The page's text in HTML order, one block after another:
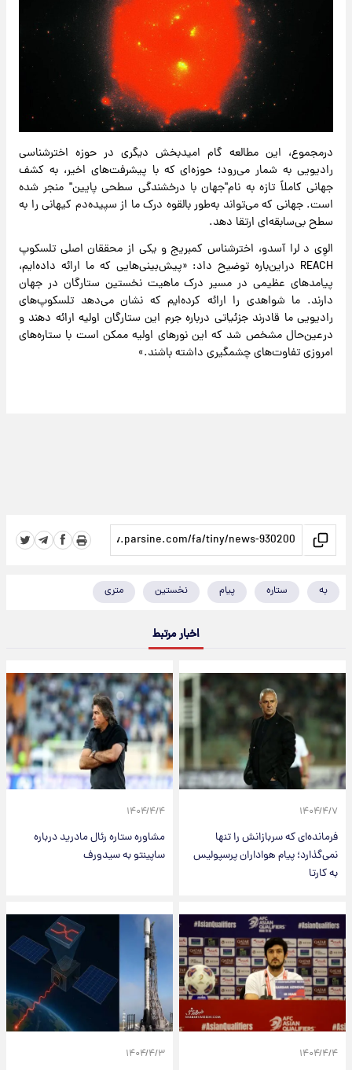
درمجموع، این مطالعه گام امیدبخش دیگری در حوزه اخترشناسی
رادیویی به شمار می‌رود؛ حوزه‌ای که با پیشرفت‌های اخیر، به کشف
جهانی کاملاً تازه به نام"جهان با درخشندگی سطحی پایین" منجر شده
است. جهانی که می‌تواند به‌طور بالقوه درک ما از سپیده‌دم کیهانی را به
سطح بی‌سابقه‌ای ارتقا دهد.
الوِی د لرا آسدو، اخترشناس کمبریج و یکی از محققان اصلی تلسکوپ
REACH دراین‌باره توضیح داد: «پیش‌بینی‌هایی که ما ارائه داده‌ایم،
پیامدهای عظیمی در مسیر درک ماهیت نخستین ستارگان در جهان
دارند. ما شواهدی را ارائه کرده‌ایم که نشان می‌دهد تلسکوپ‌های
رادیویی ما قادرند جزئیاتی درباره جرم این ستارگان اولیه ارائه دهند و
درعین‌حال مشخص شد که این نورهای اولیه ممکن است با ستاره‌های
امروزی تفاوت‌های چشمگیری داشته باشند.»
به ستاره پیام نخستین متری
اخبار مرتبط
۱۴۰۴/۴/۷
فرمانده‌ای که سربازانش را تنها
نمی‌گذارد؛ پیام هواداران پرسپولیس
به کارتا
۱۴۰۴/۴/۴
مشاوره ستاره رئال مادرید درباره
ساپینتو به سیدورف
۱۴۰۴/۴/۴ ۱۴۰۴/۴/۳